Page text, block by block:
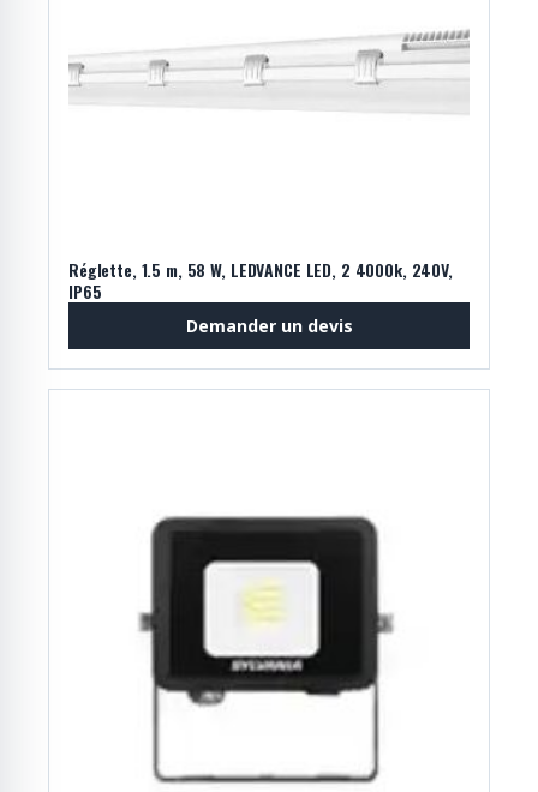
Réglette, 1.5 m, 58 W, LEDVANCE LED, 2 4000k, 240V,
IP65
Demander un devis